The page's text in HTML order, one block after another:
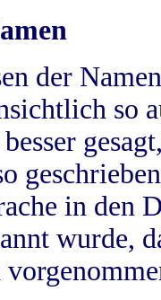
der
so
in
wurde,